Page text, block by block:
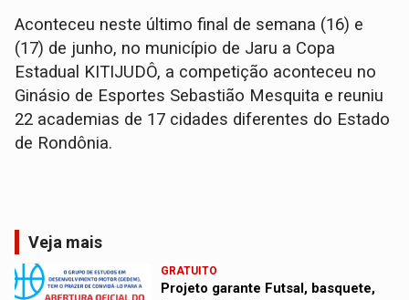
Aconteceu neste último final de semana (16) e
(17) de junho, no município de Jaru a Copa
Estadual KITIJUDÔ, a competição aconteceu no
Ginásio de Esportes Sebastião Mesquita e reuniu
22 academias de 17 cidades diferentes do Estado
de Rondônia.
Veja mais
GRATUITO
Projeto garante Futsal, basquete,